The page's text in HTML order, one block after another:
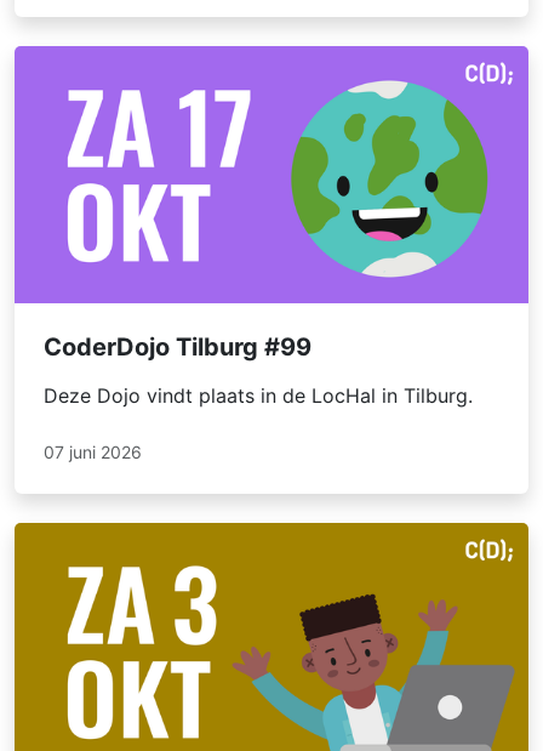
CoderDojo Tilburg #99
Deze Dojo vindt plaats in de LocHal in Tilburg.
07 juni 2026